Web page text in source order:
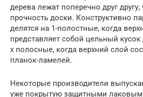
дерева лежат поперечно друг
прочность доски. Конструктивно
делятся на 1-полостные, когда
представляет собой цельный
х полосные, когда верхний слой
планок-ламелей.
Некоторые производители
уже покрытую защитными